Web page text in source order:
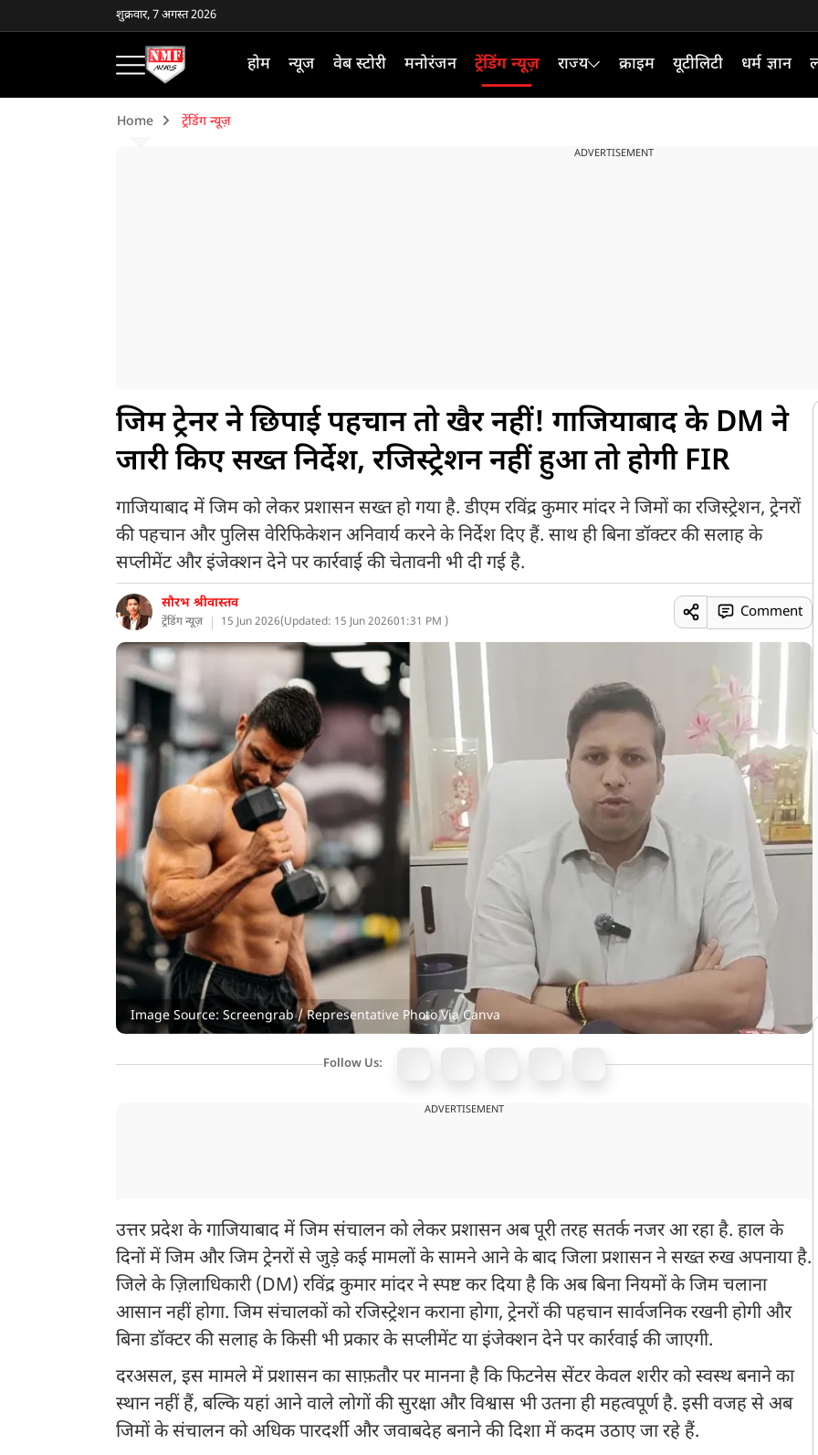
शुक्रवार, 7 अगस्त 2026
होम न्यूज वेब स्टोरी मनोरंजन ट्रेंडिंग न्यूज़ राज्य क्राइम यूटीलिटी धर्म ज्ञान
Home ट्रेंडिंग न्यूज़
ADVERTISEMENT
जिम ट्रेनर ने छिपाई पहचान तो खैर नहीं! गाजियाबाद के DM ने
जारी किए सख्त निर्देश, रजिस्ट्रेशन नहीं हुआ तो होगी FIR
गाजियाबाद में जिम को लेकर प्रशासन सख्त हो गया है. डीएम रविंद्र कुमार मांदर ने जिमों का रजिस्ट्रेशन, ट्रेनरों
की पहचान और पुलिस वेरिफिकेशन अनिवार्य करने के निर्देश दिए हैं. साथ ही बिना डॉक्टर की सलाह के
सप्लीमेंट और इंजेक्शन देने पर कार्रवाई की चेतावनी भी दी गई है.
सौरभ श्रीवास्तव
ट्रेंडिंग न्यूज़ 15 Jun 2026(Updated: 15 Jun 202601:31 PM )
Comment
Image Source: Screengrab / Representative Photo Via Canva
Follow Us:
ADVERTISEMENT
उत्तर प्रदेश के गाजियाबाद में जिम संचालन को लेकर प्रशासन अब पूरी तरह सतर्क नजर आ रहा है. हाल के
दिनों में जिम और जिम ट्रेनरों से जुड़े कई मामलों के सामने आने के बाद जिला प्रशासन ने सख्त रुख अपनाया है.
जिले के ज़िलाधिकारी (DM) रविंद्र कुमार मांदर ने स्पष्ट कर दिया है कि अब बिना नियमों के जिम चलाना
आसान नहीं होगा. जिम संचालकों को रजिस्ट्रेशन कराना होगा, ट्रेनरों की पहचान सार्वजनिक रखनी होगी और
बिना डॉक्टर की सलाह के किसी भी प्रकार के सप्लीमेंट या इंजेक्शन देने पर कार्रवाई की जाएगी.
दरअसल, इस मामले में प्रशासन का साफ़तौर पर मानना है कि फिटनेस सेंटर केवल शरीर को स्वस्थ बनाने का
स्थान नहीं हैं, बल्कि यहां आने वाले लोगों की सुरक्षा और विश्वास भी उतना ही महत्वपूर्ण है. इसी वजह से अब
जिमों के संचालन को अधिक पारदर्शी और जवाबदेह बनाने की दिशा में कदम उठाए जा रहे हैं.